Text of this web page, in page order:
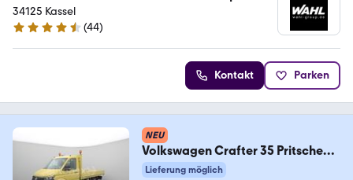
Kassel
34125 Kassel
4.3 Sterne
(44)
Kontakt Parken
NEU
Volkswagen Crafter 35 Pritsche
1.HAND+ AHK 3,0t (1228)
Lieferung möglich